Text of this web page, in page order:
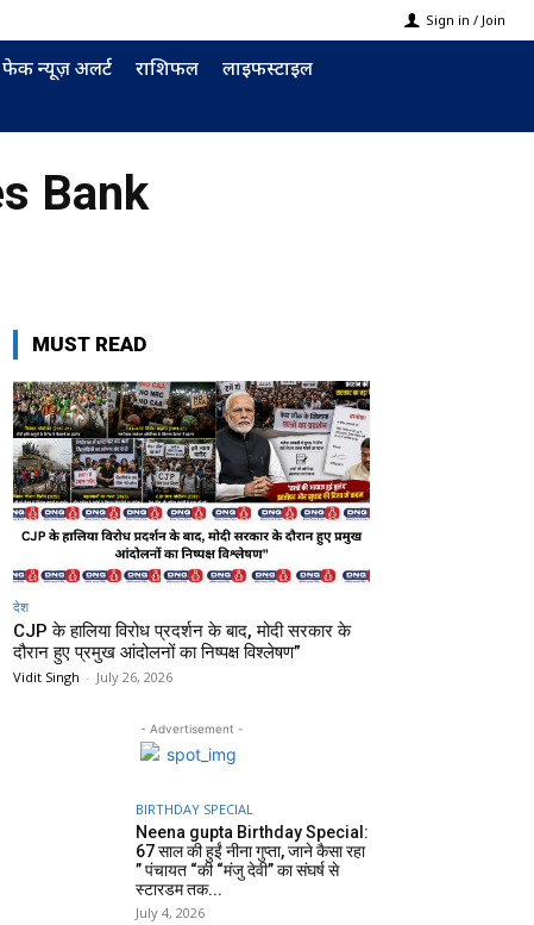
Sign in / Join
फेक न्यूज़ अलर्ट राशिफल लाइफस्टाइल
Bank
MUST READ
देश
CJP के हालिया विरोध प्रदर्शन के बाद, मोदी सरकार के
दौरान हुए प्रमुख आंदोलनों का निष्पक्ष विश्लेषण”
Vidit Singh - July 26, 2026
- Advertisement -
BIRTHDAY SPECIAL
Neena gupta Birthday Special:
67 साल की हुईं नीना गुप्ता, जाने कैसा रहा
” पंचायत “की “मंजु देवी” का संघर्ष से
स्टारडम तक...
July 4, 2026